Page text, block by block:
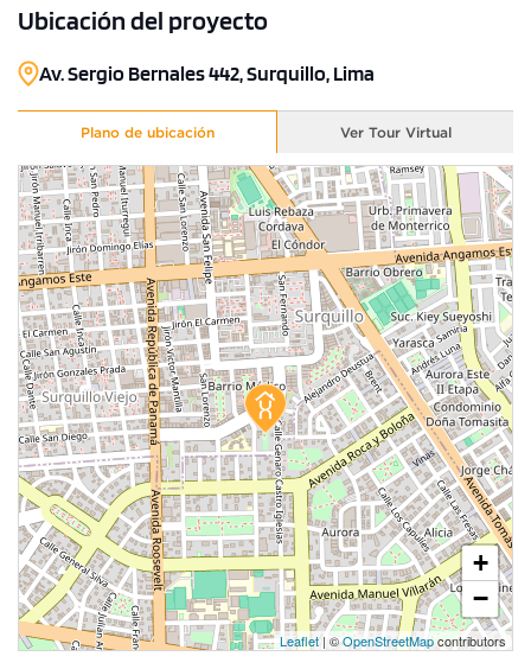
S/ 924,000
Modelo T11
125.66 m² Piso 19
1 dorms. 3 baños
COTIZAR AHORA
Ubicación del proyecto
Av. Sergio Bernales 442, Surquillo, Lima
Plano de ubicación Ver Tour Virtual
+
−
Leaflet| ©OpenStreetMapcontributors